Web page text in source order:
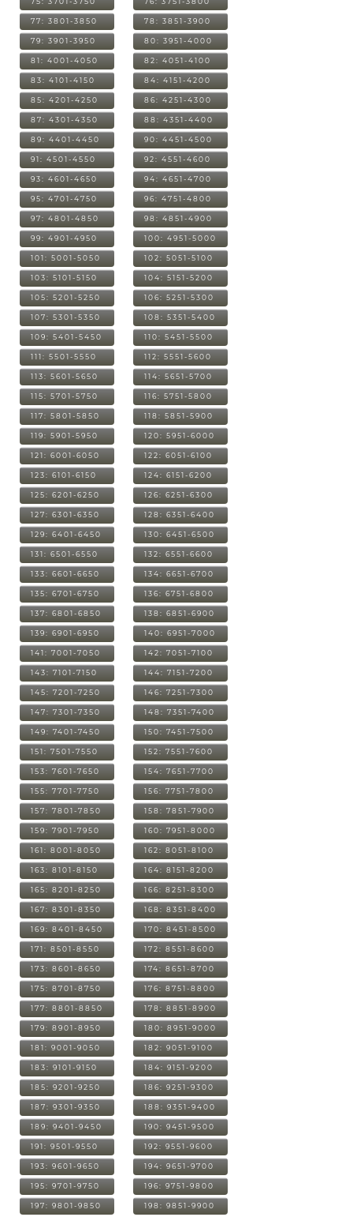
77: 3801-3850 78: 3851-3900
79: 3901-3950 80: 3951-4000
81: 4001-4050 82: 4051-4100
83: 4101-4150 84: 4151-4200
85: 4201-4250 86: 4251-4300
87: 4301-4350 88: 4351-4400
89: 4401-4450 90: 4451-4500
91: 4501-4550 92: 4551-4600
93: 4601-4650 94: 4651-4700
95: 4701-4750 96: 4751-4800
97: 4801-4850 98: 4851-4900
99: 4901-4950 100: 4951-5000
101: 5001-5050 102: 5051-5100
103: 5101-5150 104: 5151-5200
105: 5201-5250 106: 5251-5300
107: 5301-5350 108: 5351-5400
109: 5401-5450 110: 5451-5500
111: 5501-5550 112: 5551-5600
113: 5601-5650 114: 5651-5700
115: 5701-5750 116: 5751-5800
117: 5801-5850 118: 5851-5900
119: 5901-5950 120: 5951-6000
121: 6001-6050 122: 6051-6100
123: 6101-6150 124: 6151-6200
125: 6201-6250 126: 6251-6300
127: 6301-6350 128: 6351-6400
129: 6401-6450 130: 6451-6500
131: 6501-6550 132: 6551-6600
133: 6601-6650 134: 6651-6700
135: 6701-6750 136: 6751-6800
137: 6801-6850 138: 6851-6900
139: 6901-6950 140: 6951-7000
141: 7001-7050 142: 7051-7100
143: 7101-7150 144: 7151-7200
145: 7201-7250 146: 7251-7300
147: 7301-7350 148: 7351-7400
149: 7401-7450 150: 7451-7500
151: 7501-7550 152: 7551-7600
153: 7601-7650 154: 7651-7700
155: 7701-7750 156: 7751-7800
157: 7801-7850 158: 7851-7900
159: 7901-7950 160: 7951-8000
161: 8001-8050 162: 8051-8100
163: 8101-8150 164: 8151-8200
165: 8201-8250 166: 8251-8300
167: 8301-8350 168: 8351-8400
169: 8401-8450 170: 8451-8500
171: 8501-8550 172: 8551-8600
173: 8601-8650 174: 8651-8700
175: 8701-8750 176: 8751-8800
177: 8801-8850 178: 8851-8900
179: 8901-8950 180: 8951-9000
181: 9001-9050 182: 9051-9100
183: 9101-9150 184: 9151-9200
185: 9201-9250 186: 9251-9300
187: 9301-9350 188: 9351-9400
189: 9401-9450 190: 9451-9500
191: 9501-9550 192: 9551-9600
193: 9601-9650 194: 9651-9700
195: 9701-9750 196: 9751-9800
197: 9801-9850 198: 9851-9900